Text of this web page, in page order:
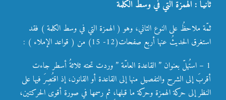
ثانيـاً : الهمزة التي في وسط الكلمة
ثمّة ملاحظُ على النوع الثاني، وهو ( الهمزة التي في وسط الكلمة ) فقد
استغرق الحديثُ عنها أربع صفحات(12- 15) من ( قواعد الإملاء ) :
1 – استُهلّ بعنوان ” القاعدة العامّة ” وردت تحته ثلاثةُ أسطر جاءت
أقربَ إلى الشرح والتفصيل منها إلى القاعدة أو القانون، إذ اقتُصِرَ فيها على
النظر إلى حركة الهمزة وحركة ما قبلها، ثم رسمها في صورة أقوى الحركتين،